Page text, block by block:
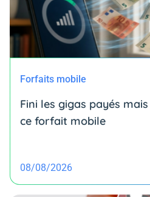
Forfaits mobile
Fini les gigas payés
ce forfait mobile
08/08/2026